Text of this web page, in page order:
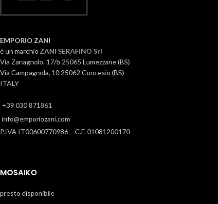
EMPORIO ZANI
è un marchio ZANI SERAFINO Srl
Via Zanagnolo, 17/b 25065 Lumezzane (BS)
Via Campagnola, 10 25062 Concesio (BS)
ITALY
+39 030 871861
info@emporiozani.com
P.IVA IT00600770986 – C.F. 01081200170
MOSAIKO
presto disponibile